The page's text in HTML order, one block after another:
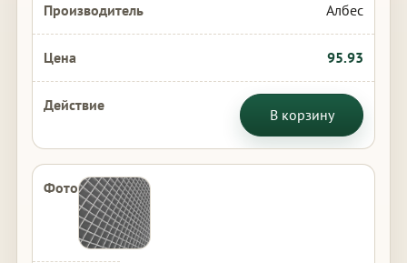
Албес
95.93
В корзину